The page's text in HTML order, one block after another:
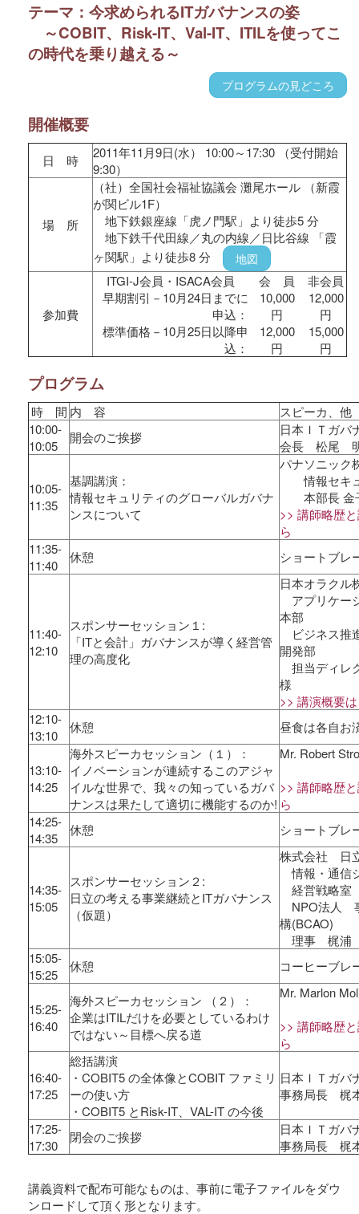
テーマ：今求められるITガバナンスの姿
～COBIT、Risk-IT、Val-IT、ITILを使ってこ
の時代を乗り越える～
プログラムの見どころ
開催概要
日 時
2011年11月9日(水） 10:00～17:30 （受付開始
9:30）
場 所
（社）全国社会福祉協議会 灘尾ホール （新霞
が関ビル1F）
地下鉄銀座線「虎ノ門駅」より徒歩5 分
地下鉄千代田線／丸の内線／日比谷線 「霞
ヶ関駅」より徒歩8 分
地図
参加費
ITGI-J会員・ISACA会員 会 員
非会員
早期割引－10月24日までに
申込：
10,000
円
12,000
円
標準価格－10月25日以降申
込：
12,000
円
15,000
円
プログラム
時 間 内 容
スピーカ、他
10:00-
10:05
開会のご挨拶
日本ＩＴガバ
会長 松尾
10:05-
11:35
基調講演：
情報セキュリティのグローバルガバナ
ンスについて
パナソニック
情報セキ
本部長 金
>> 講師略歴
ら
11:35-
11:40
休憩 ショートブレ
11:40-
12:10
スポンサーセッション１:
「ITと会計」ガバナンスが導く経営管
理の高度化
日本オラクル
アプリケー
本部
ビジネス推
開発部
担当ディレ
様
>> 講演概要
12:10-
13:10
休憩 昼食は各自お
13:10-
14:25
海外スピーカセッション（１）：
イノベーションが連続するこのアジャ
イルな世界で、我々の知っているガバ
ナンスは果たして適切に機能するのか!
Mr. Robert
>> 講師略歴
ら
14:25-
14:35
休憩 ショートブレ
14:35-
15:05
スポンサーセッション２:
日立の考える事業継続とITガバナンス
（仮題）
株式会社 日
情報・通信
経営戦略室
NPO法人
構(BCAO)
理事 梶浦
15:05-
15:25
休憩 コーヒーブレ
15:25-
16:40
海外スピーカセッション （２）：
企業はITILだけを必要としているわけ
ではない～目標へ戻る道
Mr. Marlon
>> 講師略歴
ら
16:40-
17:25
総括講演
・COBIT5 の全体像とCOBIT ファミリ
ーの使い方
・COBIT5 とRisk-IT、VAL-IT の今後
日本ＩＴガバ
事務局長 梶
17:25-
17:30
閉会のご挨拶
日本ＩＴガバ
事務局長 梶
講義資料で配布可能なものは、事前に電子ファイルをダウ
ンロードして頂く形となります。